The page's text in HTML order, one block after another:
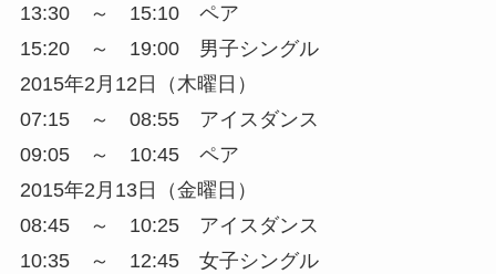
13:30 ～ 15:10 ペア
15:20 ～ 19:00 男子シングル
2015年2月12日（木曜日）
07:15 ～ 08:55 アイスダンス
09:05 ～ 10:45 ペア
2015年2月13日（金曜日）
08:45 ～ 10:25 アイスダンス
10:35 ～ 12:45 女子シングル